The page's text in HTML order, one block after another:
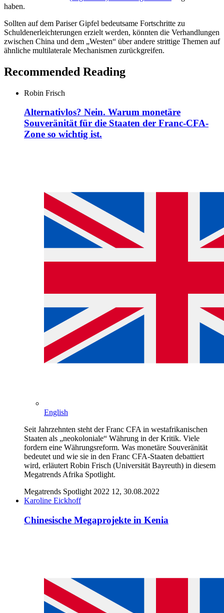
haben.
Sollten auf dem Pariser Gipfel bedeutsame Fortschritte zu
Schuldenerleichterungen erzielt werden, könnten die Verhandlungen
zwischen China und dem „Westen“ über andere strittige Themen auf
ähnliche multilaterale Mechanismen zurückgreifen.
Recommended Reading
Robin Frisch
Alternativlos? Nein. Warum monetäre
Souveränität für die Staaten der Franc-CFA-
Zone so wichtig ist.
English
Seit Jahrzehnten steht der Franc CFA in westafrikanischen
Staaten als „neokoloniale“ Währung in der Kritik. Viele
fordern eine Währungsreform. Was monetäre Souveränität
bedeutet und wie sie in den Franc CFA-Staaten debattiert
wird, erläutert Robin Frisch (Universität Bayreuth) in diesem
Megatrends Afrika Spotlight.
Megatrends Spotlight 2022 12, 30.08.2022
Karoline Eickhoff
Chinesische Megaprojekte in Kenia